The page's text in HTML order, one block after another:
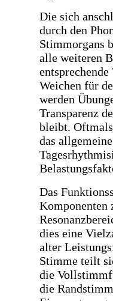
Die sich
durch den
Stimmorgans
alle weiteren
Weichen für
werden
Transparenz
bleibt.
das
Das
Komponenten
dies eine
alter
Stimme teilt
die
die